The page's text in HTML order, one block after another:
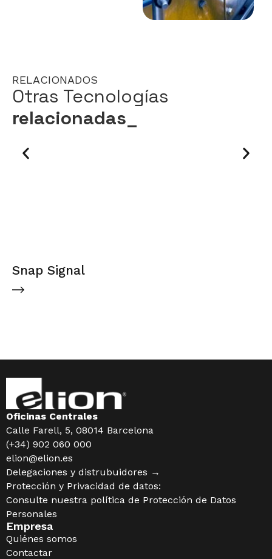
RELACIONADOS
Otras Tecnologías
relacionadas_
Snap Signal
Oficinas Centrales
Calle Farell, 5, 08014 Barcelona
(+34) 902 060 000
elion@elion.es
Delegaciones y distrubuidores →
Protección y Privacidad de datos:
Consulte nuestra política de Protección de Datos
Personales
Empresa
Quiénes somos
Contactar